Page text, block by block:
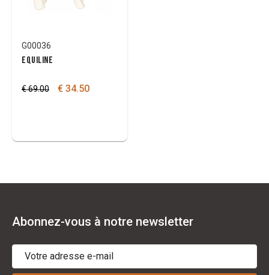
G00036
EQUILINE
€ 69.00 € 34.50
Abonnez-vous à notre newsletter